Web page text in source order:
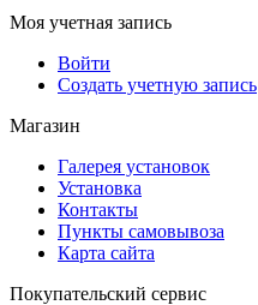
Моя учетная запись
Войти
Создать учетную запись
Магазин
Галерея установок
Установка
Контакты
Пункты самовывоза
Карта сайта
Покупательский сервис